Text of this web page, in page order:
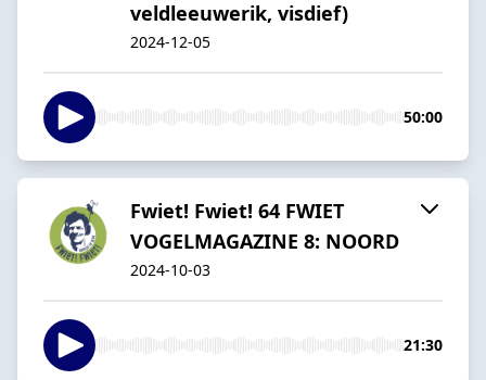
veldleeuwerik, visdief)
2024-12-05
50:00
Fwiet! Fwiet! 64 FWIET
VOGELMAGAZINE 8: NOORD
2024-10-03
21:30